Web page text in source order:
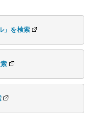
」を検索